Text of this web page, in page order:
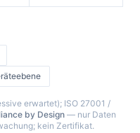
erwartet); ISO 27001 /
by Design — nur Daten
kein Zertifikat.